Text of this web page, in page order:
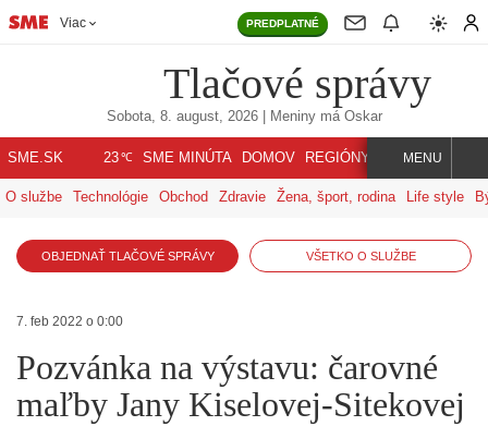
Viac PREDPLATNÉ
Tlačové správy
Sobota, 8. august, 2026| Meniny má Oskar
SME.SK 23℃ SME MINÚTA DOMOV REGIÓNY INDEX SVET
MENU
O službe Technológie Obchod Zdravie Žena, šport, rodina Life style
OBJEDNAŤ TLAČOVÉ SPRÁVY VŠETKO O SLUŽBE
7. feb 2022 o 0:00
Pozvánka na výstavu: čarovné
maľby Jany Kiselovej-Sitekovej